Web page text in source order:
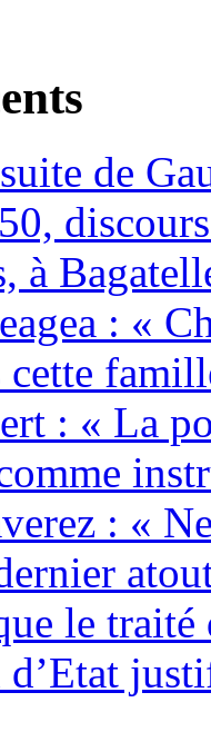
de
à
: «
cette
: « La
: «
le traité